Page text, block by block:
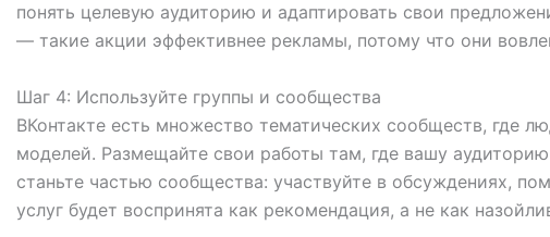
понять целевую аудиторию и адаптировать свои
— такие акции эффективнее рекламы, потому что они
Шаг 4: Используйте группы и сообщества
ВКонтакте есть множество тематических сообществ, где
моделей. Размещайте свои работы там, где вашу
станьте частью сообщества: участвуйте в обсуждениях,
услуг будет воспринята как рекомендация, а не как